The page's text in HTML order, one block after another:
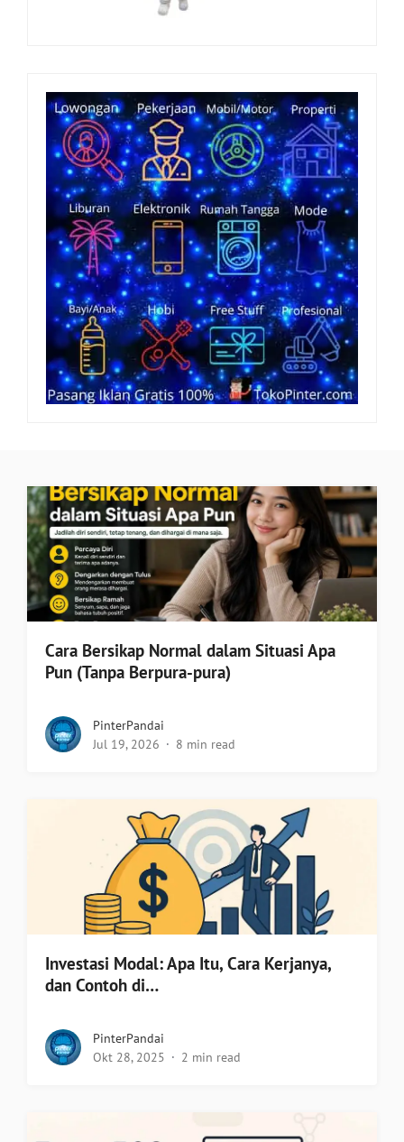
Cara Bersikap Normal dalam Situasi Apa
Pun (Tanpa Berpura-pura)
PinterPandai
Jul 19, 2026
8 min read
Investasi Modal: Apa Itu, Cara Kerjanya,
dan Contoh di…
PinterPandai
Okt 28, 2025
2 min read